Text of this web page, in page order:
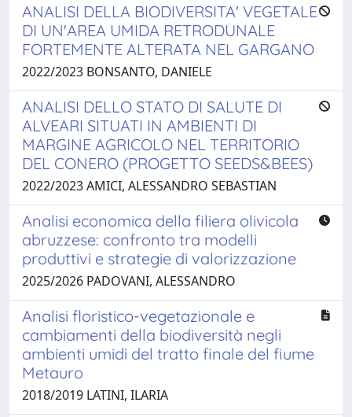
ANALISI DELLA BIODIVERSITA' VEGETALE
DI UN'AREA UMIDA RETRODUNALE
FORTEMENTE ALTERATA NEL GARGANO
2022/2023 BONSANTO, DANIELE
ANALISI DELLO STATO DI SALUTE DI
ALVEARI SITUATI IN AMBIENTI DI
MARGINE AGRICOLO NEL TERRITORIO
DEL CONERO (PROGETTO SEEDS&BEES)
2022/2023 AMICI, ALESSANDRO SEBASTIAN
Analisi economica della filiera olivicola
abruzzese: confronto tra modelli
produttivi e strategie di valorizzazione
2025/2026 PADOVANI, ALESSANDRO
Analisi floristico-vegetazionale e
cambiamenti della biodiversità negli
ambienti umidi del tratto finale del fiume
Metauro
2018/2019 LATINI, ILARIA